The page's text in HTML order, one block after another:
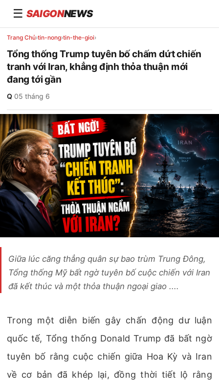
☰ SAIGONNEWS
Trang Chủ›tin-nong›tin-the-gioi›
Tổng thống Trump tuyên bố chấm dứt chiến
tranh với Iran, khẳng định thỏa thuận mới
đang tới gần
Q·05 tháng 6
Giữa lúc căng thẳng quân sự bao trùm Trung Đông,
Tổng thống Mỹ bất ngờ tuyên bố cuộc chiến với Iran
đã kết thúc và một thỏa thuận ngoại giao ....
Trong một diễn biến gây chấn động dư luận
quốc tế, Tổng thống Donald Trump đã bất ngờ
tuyên bố rằng cuộc chiến giữa Hoa Kỳ và Iran
về cơ bản đã khép lại, đồng thời tiết lộ rằng